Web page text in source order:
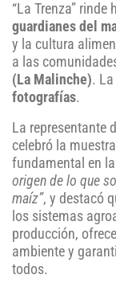
“La Trenza” rinde
guardianes del
y la cultura
a las
(La Malinche).
fotografías.
La representante
celebró la
fundamental en
origen de lo que
maíz”, y destacó
los sistemas
producción,
ambiente y
todos.